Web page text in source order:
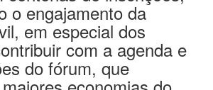
o engajamento da
em especial dos
com a agenda e
do fórum, que